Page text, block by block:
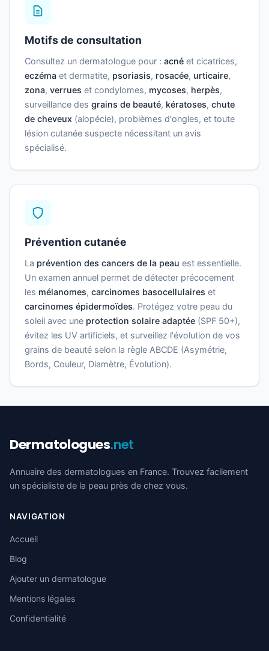
Motifs de consultation
Consultez un dermatologue pour : acné et cicatrices,
eczéma et dermatite, psoriasis, rosacée, urticaire,
zona, verrues et condylomes, mycoses, herpès,
surveillance des grains de beauté, kératoses, chute
de cheveux (alopécie), problèmes d'ongles, et toute
lésion cutanée suspecte nécessitant un avis
spécialisé.
Prévention cutanée
La prévention des cancers de la peau est essentielle.
Un examen annuel permet de détecter précocement
les mélanomes, carcinomes basocellulaires et
carcinomes épidermoïdes. Protégez votre peau du
soleil avec une protection solaire adaptée (SPF 50+),
évitez les UV artificiels, et surveillez l'évolution de vos
grains de beauté selon la règle ABCDE (Asymétrie,
Bords, Couleur, Diamètre, Évolution).
Dermatologues.net
Annuaire des dermatologues en France. Trouvez facilement
un spécialiste de la peau près de chez vous.
NAVIGATION
Accueil
Blog
Ajouter un dermatologue
Mentions légales
Confidentialité